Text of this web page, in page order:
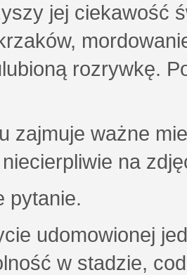
jej ciekawość
rozrywkę.
zajmuje ważne
na
pytanie.
udomowionej
w stadzie,